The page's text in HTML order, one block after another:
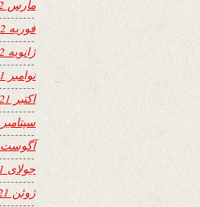
مارس 2022
فوریه 2022
ژانویه 2022
نوامبر 2021
اکتبر 2021
سپتامبر 2021
آگوست 2021
جولای 2021
ژوئن 2021